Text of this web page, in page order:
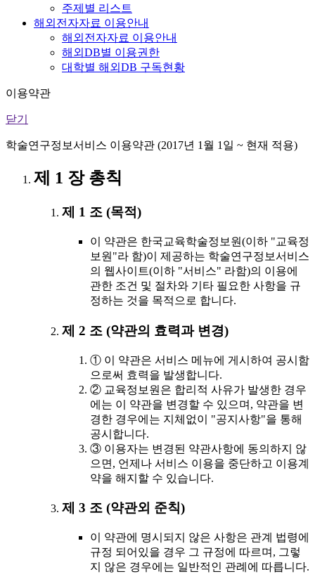
주제별 리스트
해외전자자료 이용안내
해외전자자료 이용안내
해외DB별 이용권한
대학별 해외DB 구독현황
이용약관
닫기
학술연구정보서비스 이용약관 (2017년 1월 1일 ~ 현재 적용)
제 1 장 총칙
제 1 조 (목적)
이 약관은 한국교육학술정보원(이하 "교육정
보원"라 함)이 제공하는 학술연구정보서비스
의 웹사이트(이하 "서비스" 라함)의 이용에
관한 조건 및 절차와 기타 필요한 사항을 규
정하는 것을 목적으로 합니다.
제 2 조 (약관의 효력과 변경)
① 이 약관은 서비스 메뉴에 게시하여 공시함
으로써 효력을 발생합니다.
② 교육정보원은 합리적 사유가 발생한 경우
에는 이 약관을 변경할 수 있으며, 약관을 변
경한 경우에는 지체없이 "공지사항"을 통해
공시합니다.
③ 이용자는 변경된 약관사항에 동의하지 않
으면, 언제나 서비스 이용을 중단하고 이용계
약을 해지할 수 있습니다.
제 3 조 (약관외 준칙)
이 약관에 명시되지 않은 사항은 관계 법령에
규정 되어있을 경우 그 규정에 따르며, 그렇
지 않은 경우에는 일반적인 관례에 따릅니다.